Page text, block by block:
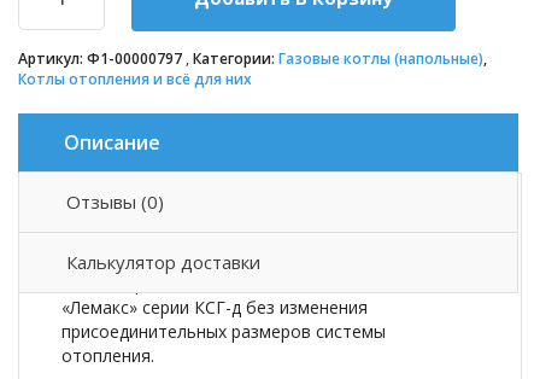
Артикул: Ф1-00000797 Категории: Газовые котлы (напольные),
Котлы отопления и всё для них
Описание
Отзывы (0)
Калькулятор доставки
Описание товара
«Лемакс» серии КСГ-д без изменения
присоединительных размеров системы
отопления.